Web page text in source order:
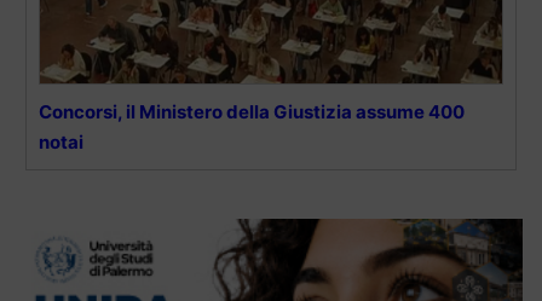
Concorsi, il Ministero della Giustizia assume 400
notai